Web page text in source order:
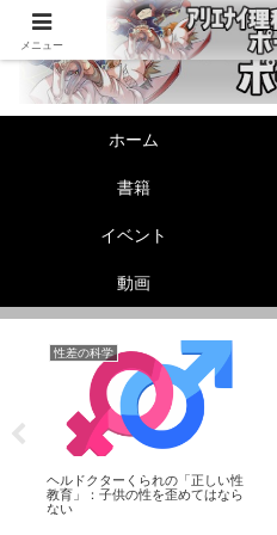
ホーム
書籍
イベント
動画
性差の科学
ヘルドクターくられの「正しい性
教育」：子供の性を歪めてはなら
ない
メニュー